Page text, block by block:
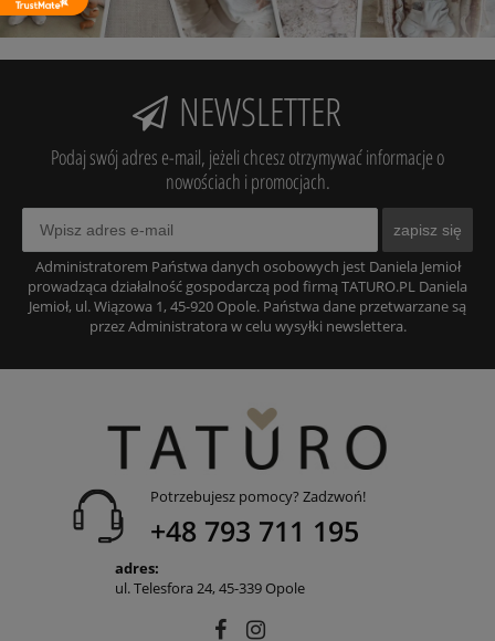
NEWSLETTER
Podaj swój adres e-mail, jeżeli chcesz otrzymywać informacje o
nowościach i promocjach.
zapisz się
Administratorem Państwa danych osobowych jest Daniela Jemioł
prowadząca działalność gospodarczą pod firmą TATURO.PL Daniela
Jemioł, ul. Wiązowa 1, 45-920 Opole. Państwa dane przetwarzane są
przez Administratora w celu wysyłki newslettera.
Potrzebujesz pomocy? Zadzwoń!
+48 793 711 195
adres:
ul. Telesfora 24, 45-339 Opole